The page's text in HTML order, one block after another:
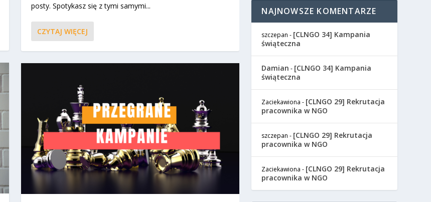
posty. Spotykasz się z tymi samymi...
CZYTAJ WIĘCEJ
NAJNOWSZE KOMENTARZE
szczepan - [CLNGO 34] Kampania
świąteczna
Damian - [CLNGO 34] Kampania
świąteczna
Zaciekawiona - [CLNGO 29] Rekrutacja
pracownika w NGO
szczepan - [CLNGO 29] Rekrutacja
pracownika w NGO
Zaciekawiona - [CLNGO 29] Rekrutacja
pracownika w NGO